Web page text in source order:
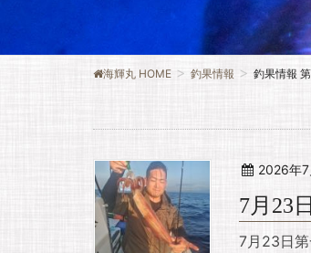
海輝丸 HOME 釣果情報 釣果情報
2026年
7月23
7月23日